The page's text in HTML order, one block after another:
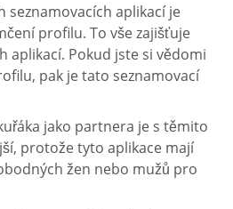
seznamovacích aplikací je
profilu. To vše zajišťuje
aplikací. Pokud jste si vědomi
pak je tato seznamovací
jako partnera je s těmito
protože tyto aplikace mají
žen nebo mužů pro